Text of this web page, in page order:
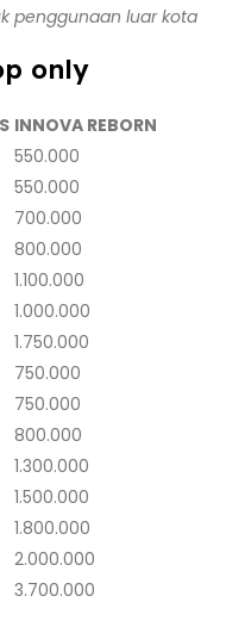
penggunaan luar kota
only
INNOVA REBORN
550.000
550.000
700.000
800.000
1.100.000
1.000.000
1.750.000
750.000
750.000
800.000
1.300.000
1.500.000
1.800.000
2.000.000
3.700.000